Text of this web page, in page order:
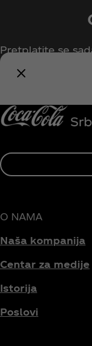
Pretplatite se
O NAMA
Naša kompanija
Centar za medije
Istorija
Poslovi